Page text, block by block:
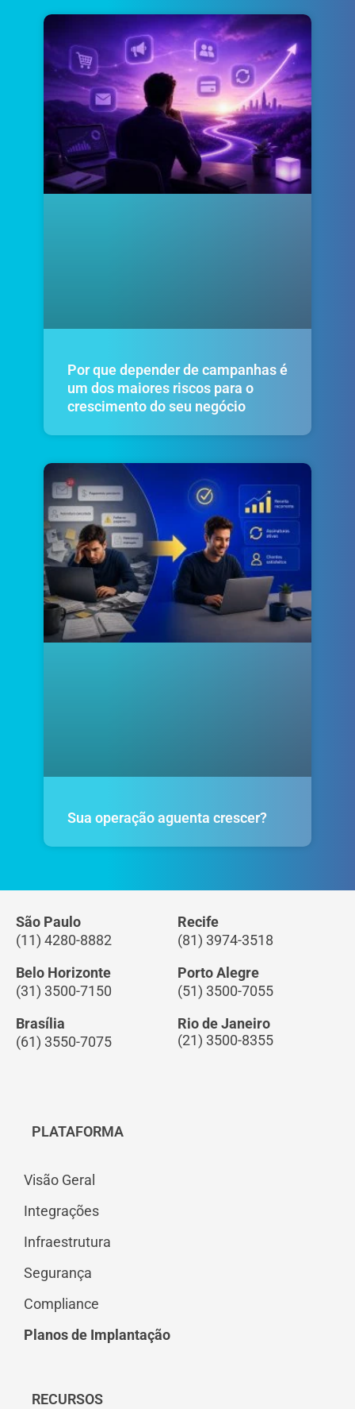
Por que depender de campanhas é
um dos maiores riscos para o
crescimento do seu negócio
Sua operação aguenta crescer?
São Paulo
(11) 4280-8882
Recife
(81) 3974-3518
Belo Horizonte
(31) 3500-7150
Porto Alegre
(51) 3500-7055
Brasília
(61) 3550-7075
Rio de Janeiro
(21) 3500-8355
PLATAFORMA
Visão Geral
Integrações
Infraestrutura
Segurança
Compliance
Planos de Implantação
RECURSOS